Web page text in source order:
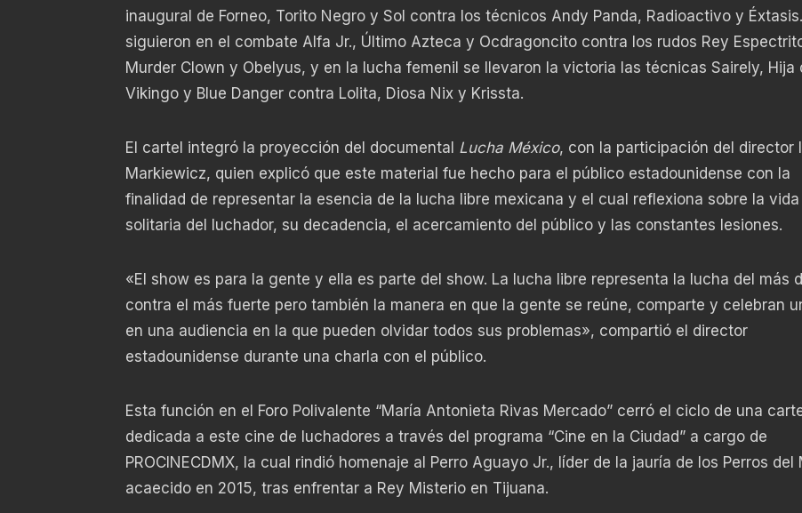
inaugural de Forneo, Torito Negro y Sol contra los técnicos Andy Panda, Radioactivo y
siguieron en el combate Alfa Jr., Último Azteca y Ocdragoncito contra los rudos Rey
Murder Clown y Obelyus, y en la lucha femenil se llevaron la victoria las técnicas Sairely, Hija
Vikingo y Blue Danger contra Lolita, Diosa Nix y Krissta.
El cartel integró la proyección del documental Lucha México, con la participación del director
Markiewicz, quien explicó que este material fue hecho para el público estadounidense con la
finalidad de representar la esencia de la lucha libre mexicana y el cual reflexiona sobre la vida
solitaria del luchador, su decadencia, el acercamiento del público y las constantes lesiones.
«El show es para la gente y ella es parte del show. La lucha libre representa la lucha del más
contra el más fuerte pero también la manera en que la gente se reúne, comparte y celebran
en una audiencia en la que pueden olvidar todos sus problemas», compartió el director
estadounidense durante una charla con el público.
Esta función en el Foro Polivalente “María Antonieta Rivas Mercado” cerró el ciclo de una
dedicada a este cine de luchadores a través del programa “Cine en la Ciudad” a cargo de
PROCINECDMX, la cual rindió homenaje al Perro Aguayo Jr., líder de la jauría de los Perros del
acaecido en 2015, tras enfrentar a Rey Misterio en Tijuana.